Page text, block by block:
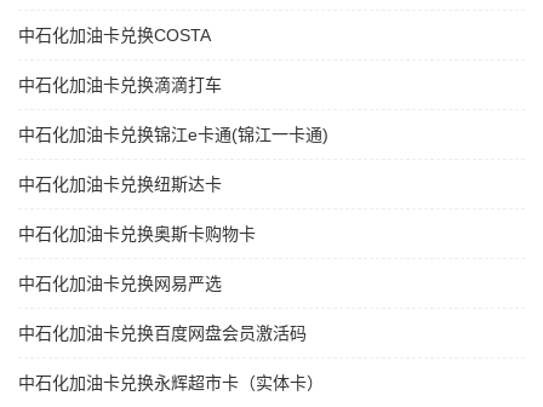
中石化加油卡兑换COSTA
中石化加油卡兑换滴滴打车
中石化加油卡兑换锦江e卡通(锦江一卡通)
中石化加油卡兑换纽斯达卡
中石化加油卡兑换奥斯卡购物卡
中石化加油卡兑换网易严选
中石化加油卡兑换百度网盘会员激活码
中石化加油卡兑换永辉超市卡（实体卡）